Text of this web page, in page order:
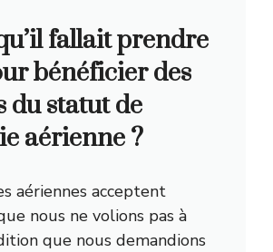
fallait prendre
bénéficier des
du statut de
aérienne ?
aériennes acceptent
nous ne volions pas à
que nous demandions